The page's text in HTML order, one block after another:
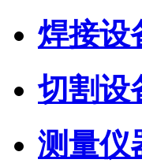
焊接设
切割设
测量仪